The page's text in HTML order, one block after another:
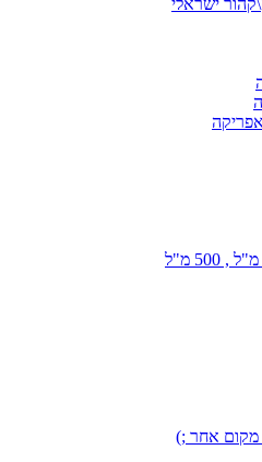
אפריקה
אחר ;)